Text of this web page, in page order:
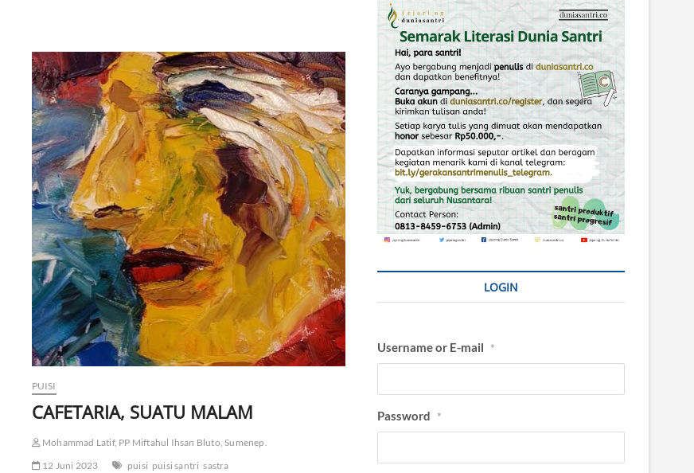
PUISI
CAFETARIA, SUATU MALAM
Mohammad Latif, PP Miftahul Ihsan Bluto, Sumenep.
12 Juni 2023
puisi puisi santri sastra
LOGIN
Username or E-mail *
Password *